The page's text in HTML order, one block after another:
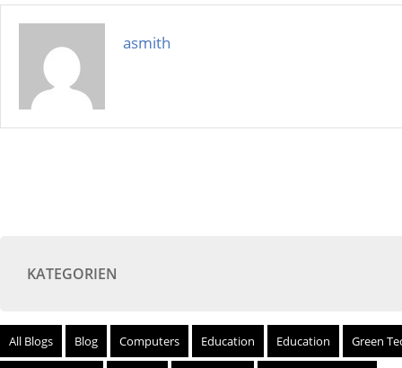
asmith
KATEGORIEN
All Blogs Blog Computers Education Education Green